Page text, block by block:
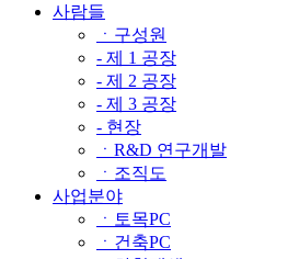
사람들
ㆍ구성원
- 제 1 공장
- 제 2 공장
- 제 3 공장
- 현장
ㆍR&D 연구개발
ㆍ조직도
사업분야
ㆍ토목PC
ㆍ건축PC